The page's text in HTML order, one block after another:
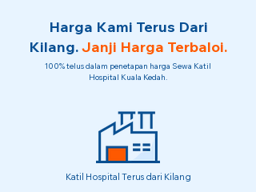
Harga Kami Terus Dari
Kilang.Janji Harga Terbaloi.
100% telus dalam penetapan harga Sewa Katil
Hospital Kuala Kedah.
Katil Hospital Terus dari Kilang